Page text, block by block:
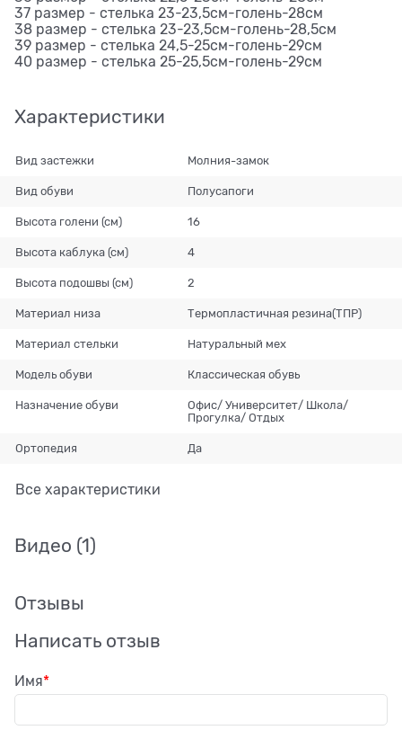
37 размер - стелька 23-23,5см-голень-28см
38 размер - стелька 23-23,5см-голень-28,5см
39 размер - стелька 24,5-25см-голень-29см
40 размер - стелька 25-25,5см-голень-29см
Характеристики
Вид застежки Молния-замок
Вид обуви Полусапоги
Высота голени (см) 16
Высота каблука (см) 4
Высота подошвы (см) 2
Материал низа Термопластичная резина(ТПР)
Материал стельки Натуральный мех
Модель обуви Классическая обувь
Назначение обуви
Офис/ Университет/ Школа/
Прогулка/ Отдых
Ортопедия Да
Все характеристики
Видео (1)
Отзывы
Написать отзыв
Имя